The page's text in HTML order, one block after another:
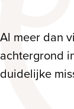
Al meer dan
achtergrond
duidelijke